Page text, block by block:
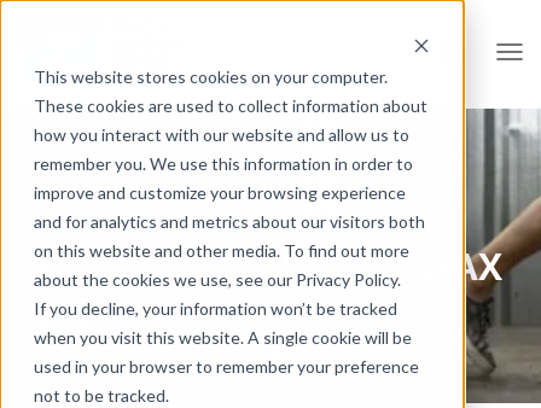
This website stores cookies on your computer.
These cookies are used to collect information about
how you interact with our website and allow us to
remember you. We use this information in order to
improve and customize your browsing experience
and for analytics and metrics about our visitors both
on this website and other media. To find out more
about the cookies we use, see our Privacy Policy.
If you decline, your information won’t be tracked
when you visit this website. A single cookie will be
used in your browser to remember your preference
not to be tracked.
FORUM LOCAL D'HALIFAX
2025 (9-12)